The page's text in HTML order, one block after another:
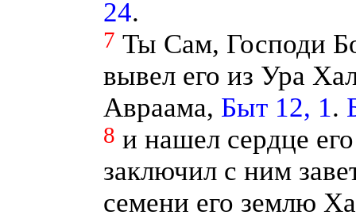
24.
7 Ты Сам, Господи
вывел его из Ура
Авраама, Быт 12, 1.
8 и нашел сердце
заключил с ним
семени его землю